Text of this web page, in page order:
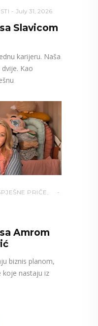
July 31, 2026
Slavicom
karijeru. Naša
Kao
PRIČE,
Amrom
biznis planom,
koje nastaju iz